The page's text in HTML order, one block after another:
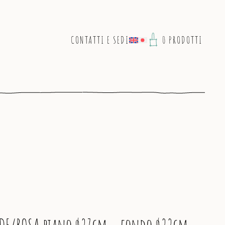
CONTATTI E SEDI 0 PRODOTTI